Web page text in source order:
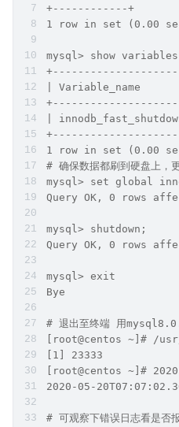
+------------+
1 row in set (0.00
mysql> show
| Variable_name
|
1 row in set (0.00
# 确保数据都刷到硬盘上，
mysql> set global
Query OK, 0 rows
mysql> shutdown;
Query OK, 0 rows
mysql> exit
Bye
# 退出至终端 用
[root@centos ~]# /
[1] 23333
[root@centos ~]#
2020-05-
# 可观察下错误日志看是否